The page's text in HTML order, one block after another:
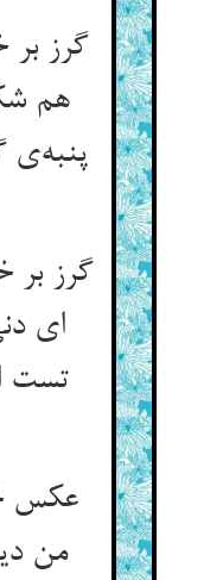
گرز
هم
گرز بر
ای
تست
عکس
من